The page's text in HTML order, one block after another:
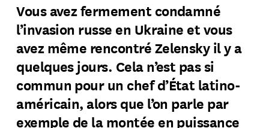
Vous avez fermement condamné
l’invasion russe en Ukraine et vous
avez même rencontré Zelensky il y a
quelques jours. Cela n’est pas si
commun pour un chef d’État latino-
américain, alors que l’on parle par
exemple de la montée en puissance